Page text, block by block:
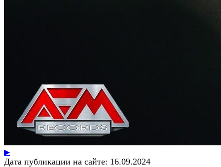
▶
Дата публикации на сайте: 16.09.2024